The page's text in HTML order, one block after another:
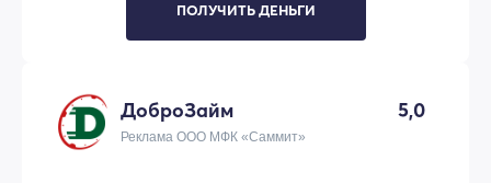
ПОЛУЧИТЬ ДЕНЬГИ
ДоброЗайм 5,0
Реклама ООО МФК «Саммит»